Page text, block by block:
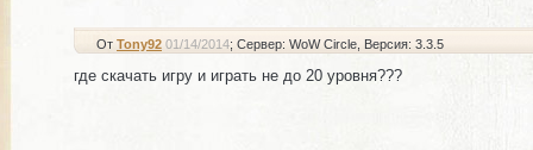
От Tony92 01/14/2014; Сервер: WoW Circle , Версия: 3.3.5
где скачать игру и играть не до 20 уровня???